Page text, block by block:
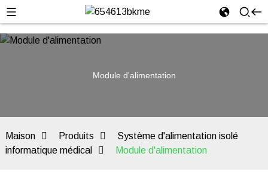
Module d'alimentation
Maison Produits
Système d'alimentation isolé
informatique médical
Module d'alimentation